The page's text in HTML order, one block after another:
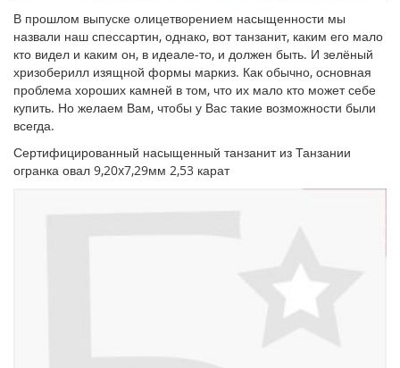
В прошлом выпуске олицетворением насыщенности мы
назвали наш спессартин, однако, вот танзанит, каким его мало
кто видел и каким он, в идеале-то, и должен быть. И зелёный
хризоберилл изящной формы маркиз. Как обычно, основная
проблема хороших камней в том, что их мало кто может себе
купить. Но желаем Вам, чтобы у Вас такие возможности были
всегда.
Сертифицированный насыщенный танзанит из Танзании
огранка овал 9,20x7,29мм 2,53 карат